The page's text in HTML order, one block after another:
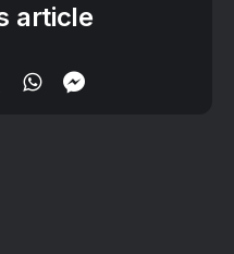
article